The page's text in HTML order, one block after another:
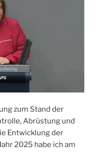
zum Stand der
Abrüstung und
Entwicklung der
2025 habe ich am